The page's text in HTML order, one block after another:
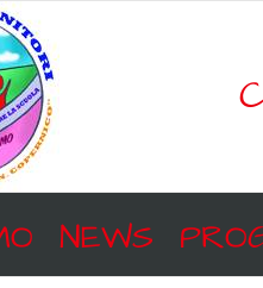
NEWS